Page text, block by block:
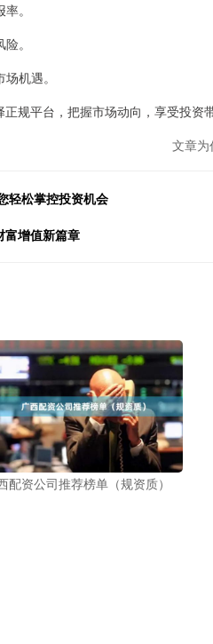
。
。
机遇。
规平台，把握市场动向，享受投资
文章为
轻松掌控投资机会
富增值新篇章
配资公司推荐榜单（规资质）